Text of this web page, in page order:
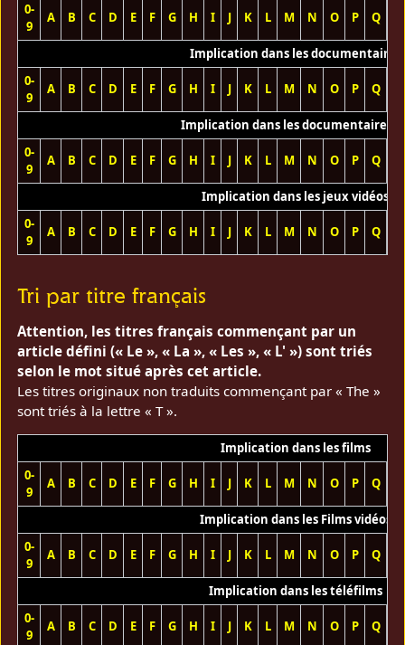
0-
9
A B C D E F G H I J K L M N O P Q
Implication dans les documentaires
0-
9
A B C D E F G H I J K L M N O P Q
Implication dans les documentaires
0-
9
A B C D E F G H I J K L M N O P Q
Implication dans les jeux vidéos
0-
9
A B C D E F G H I J K L M N O P Q
Tri par titre français
Attention, les titres français commençant par un
article défini (« Le », « La », « Les », « L' ») sont triés
selon le mot situé après cet article.
Les titres originaux non traduits commençant par « The »
sont triés à la lettre « T ».
Implication dans les films
0-
9
A B C D E F G H I J K L M N O P Q
Implication dans les Films vidéos
0-
9
A B C D E F G H I J K L M N O P Q
Implication dans les téléfilms
0-
9
A B C D E F G H I J K L M N O P Q